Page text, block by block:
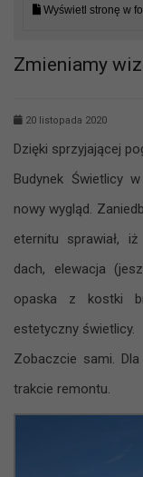
Wyświetl stronę w
Zmieniamy
20 listopada 2020
Dzięki sprzyjającej
Budynek Świetlicy
nowy wygląd.
eternitu sprawiał,
dach, elewacja
opaska z kostki
estetyczny świetlicy.
Zobaczcie sami.
trakcie remontu.